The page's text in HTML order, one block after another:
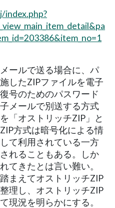
index.php?
ールで送る場合に、パ
したZIPファイルを電子
号のためのパスワード
メールで別送する方式
「オストリッチZIP」と
方式は暗号化による情
て利用されている一方
れることもある。しか
てきたとは言い難い。
まえてオストリッチZIP
理し、オストリッチZIP
現況を明らかにする。